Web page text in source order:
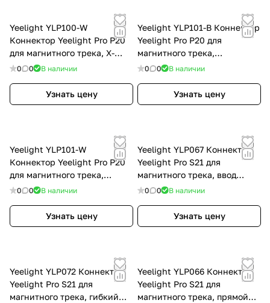
Yeelight YLP100-W
Коннектор Yeelight Pro P20
для магнитного трека, X-
типа, белый YLP100-W
0 0 В наличии
Узнать цену
Yeelight YLP101-B Коннектор
Yeelight Pro P20 для
магнитного трека,
вертикальный, черный
0 0 В наличии
Узнать цену
Yeelight YLP101-W
Коннектор Yeelight Pro P20
для магнитного трека,
вертикальный, белый
0 0 В наличии
Узнать цену
Yeelight YLP067 Коннектор
Yeelight Pro S21 для
магнитного трека, ввод
питания, черный YLP067
0 0 В наличии
Узнать цену
Yeelight YLP072 Коннектор
Yeelight Pro S21 для
магнитного трека, гибкий
Yeelight YLP066 Коннектор
Yeelight Pro S21 для
магнитного трека, прямой